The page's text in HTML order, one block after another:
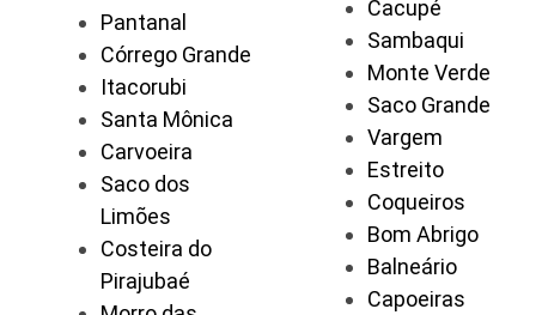
Pantanal
Córrego Grande
Itacorubi
Santa Mônica
Carvoeira
Saco dos
Limões
Costeira do
Pirajubaé
Cacupé
Sambaqui
Monte Verde
Saco Grande
Vargem
Estreito
Coqueiros
Bom Abrigo
Balneário
Capoeiras